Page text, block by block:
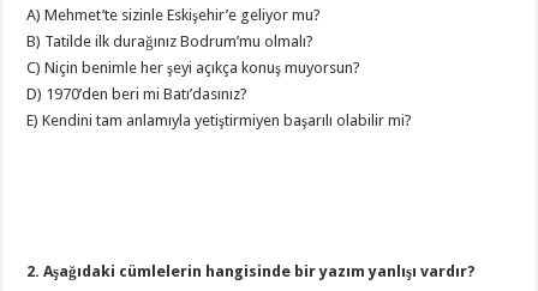
A) Mehmet’te sizinle Eskişehir’e geliyor mu?
B) Tatilde ilk durağınız Bodrum’mu olmalı?
C) Niçin benimle her şeyi açıkça konuş muyorsun?
D) 1970’den beri mi Batı’dasınız?
E) Kendini tam anlamıyla yetiştirmiyen başarılı olabilir mi?
2. Aşağıdaki cümlelerin hangisinde bir yazım yanlışı vardır?